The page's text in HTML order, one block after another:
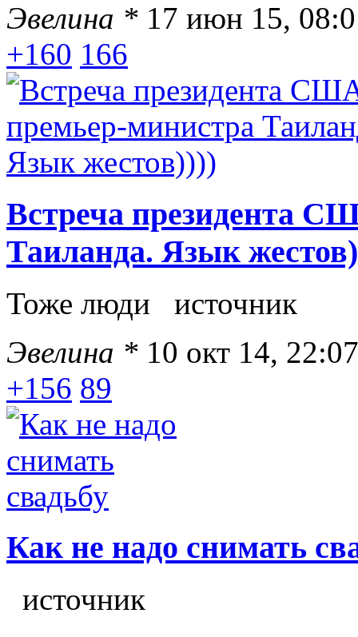
Эвелина * 17 июн 15,
+160 166
Встреча президента
Таиланда. Язык
Тоже люди источник
Эвелина * 10 окт 14, 22:07
+156 89
Как не надо снимать
источник